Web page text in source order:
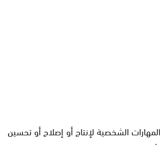
الشخصية لإنتاج أو إصلاح أو تحسين